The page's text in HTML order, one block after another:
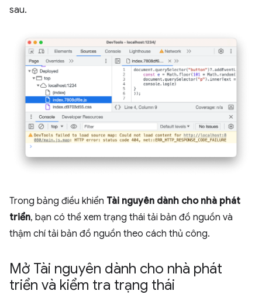
sau.
Trong bảng điều khiển Tài nguyên dành cho nhà phát
triển, bạn có thể xem trạng thái tải bản đồ nguồn và
thậm chí tải bản đồ nguồn theo cách thủ công.
Mở Tài nguyên dành cho nhà phát
triển và kiểm tra trạng thái